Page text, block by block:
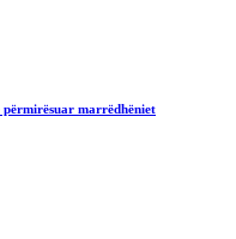
përmirësuar marrëdhëniet